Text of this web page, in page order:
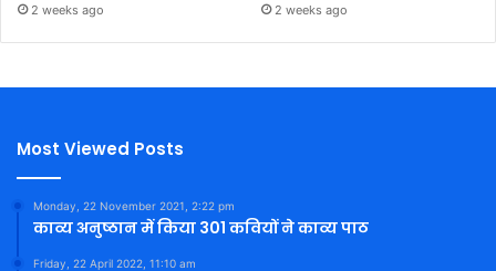
2 weeks ago 2 weeks ago
Most Viewed Posts
Monday, 22 November 2021, 2:22 pm
काव्य अनुष्ठान में किया 301 कवियों ने काव्य पाठ
Friday, 22 April 2022, 11:10 am